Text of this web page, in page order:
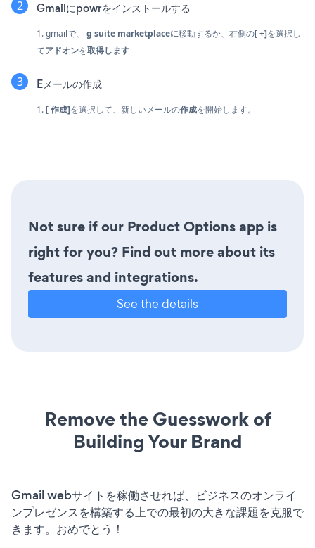
Gmailにpowrをインストールする
1. gmailで、 g suite marketplaceに移動するか、右側の[+]を選択し
てアドオンを取得します
Eメールの作成
1. [作成]を選択して、新しいメールの作成を開始します。
Not sure if our Product Options app is
right for you? Find out more about its
features and integrations.
See the details
Remove the Guesswork of
Building Your Brand
Gmail webサイトを稼働させれば、ビジネスのオンライ
ンプレゼンスを構築する上での最初の大きな課題を克服で
きます。おめでとう！